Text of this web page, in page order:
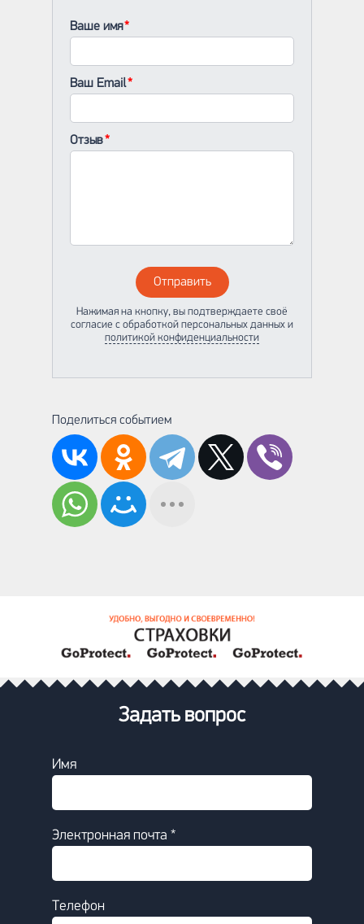
Ваше имя
Ваш Email
Отзыв
Отправить
Нажимая на кнопку, вы подтверждаете своё
согласие с обработкой персональных данных и
политикой конфиденциальности
Поделиться событием
Задать вопрос
Имя
Электронная почта *
Телефон